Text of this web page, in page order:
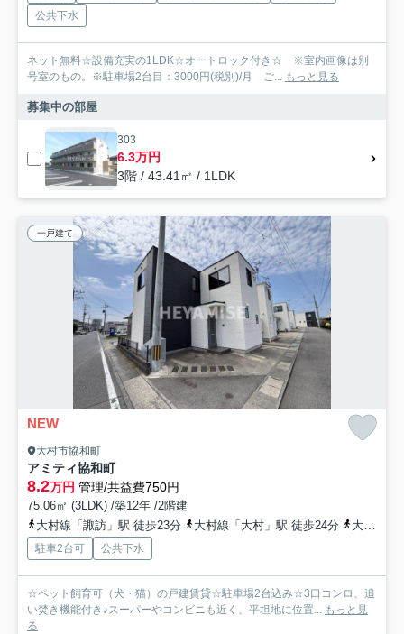
公共下水
ネット無料☆設備充実の1LDK☆オートロック付き☆ ※室内画像は別
号室のもの。※駐車場2台目：3000円(税別)/月 ご... もっと見る
募集中の部屋
303
6.3万円
3階 / 43.41㎡ / 1LDK
一戸建て
NEW
大村市協和町
アミティ協和町
8.2万円 管理/共益費750円
75.06㎡ (3LDK) /築12年 /2階建
大村線「諏訪」駅 徒歩23分
大村線「大村」駅 徒歩24分 大村線「竹松」駅 徒歩34分
駐車2台可 公共下水
☆ペット飼育可（犬・猫）の戸建賃貸☆駐車場2台込み☆3口コンロ、追
い焚き機能付き♪スーパーやコンビニも近く、平坦地に位置... もっと見
る